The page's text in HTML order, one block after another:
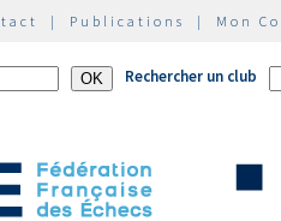
| Publications | Mon
Rechercher un club